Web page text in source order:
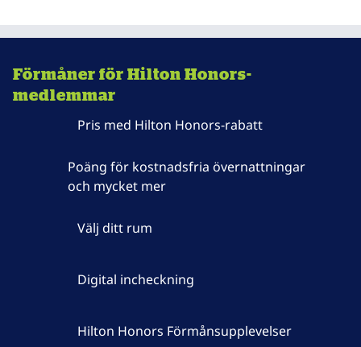
Förmåner för Hilton Honors-
medlemmar
Pris med Hilton Honors-rabatt
Poäng för kostnadsfria övernattningar
och mycket mer
Välj ditt rum
Digital incheckning
Hilton Honors Förmånsupplevelser